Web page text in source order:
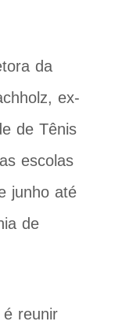
da
ex-
de Tênis
escolas
junho até
de
é reunir